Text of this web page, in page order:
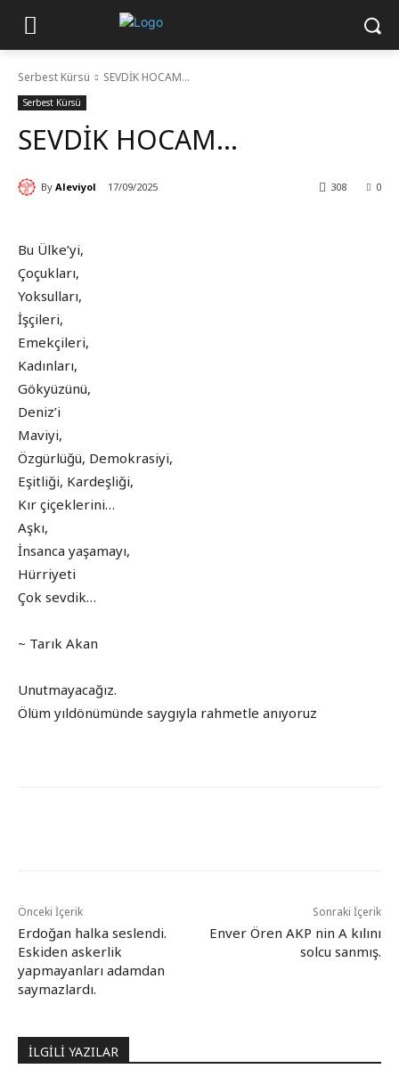
Serbest Kürsü SEVDİK HOCAM…
Serbest Kürsü
SEVDİK HOCAM…
By Aleviyol 17/09/2025 0
308
Bu Ülke’yi,
Çoçukları,
Yoksulları,
İşçileri,
Emekçileri,
Kadınları,
Gökyüzünü,
Deniz’i
Maviyi,
Özgürlüğü, Demokrasiyi,
Eşitliği, Kardeşliği,
Kır çiçeklerini…
Aşkı,
İnsanca yaşamayı,
Hürriyeti
Çok sevdik…
~ Tarık Akan
Unutmayacağız.
Ölüm yıldönümünde saygıyla rahmetle anıyoruz
Önceki İçerik
Erdoğan halka seslendi.
Eskiden askerlik
yapmayanları adamdan
saymazlardı.
Sonraki İçerik
Enver Ören AKP nin A kılını
solcu sanmış.
İLGİLİ YAZILAR